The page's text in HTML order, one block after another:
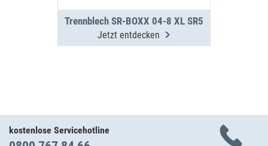
Trennblech SR-BOXX 04-8 XL SR5
Jetzt entdecken
kostenlose Servicehotline